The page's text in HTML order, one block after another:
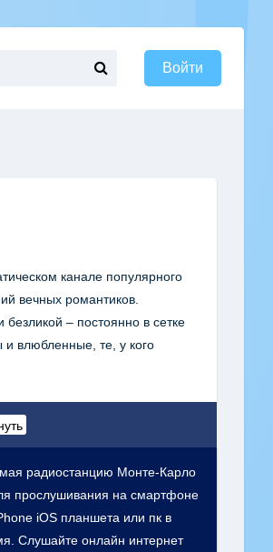
Войти
канале популярного
вечных романтиков.
– постоянно в сетке
влюбленные, те, у кого
радиостанцию Монте-Карло
прослушивания на смартфоне
iOS планшета или пк в
Слушайте онлайн интернет